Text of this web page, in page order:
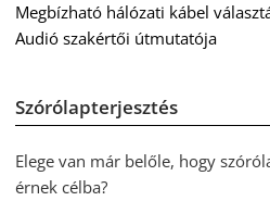
Megbízható hálózati kábel
Audió szakértői útmutatója
Szórólapterjesztés
Elege van már belőle, hogy
érnek célba?